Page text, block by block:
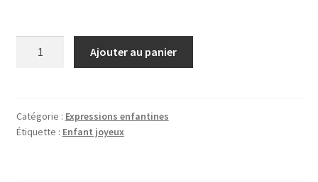
Ajouter au panier
Catégorie : Expressions enfantines
Étiquette : Enfant joyeux